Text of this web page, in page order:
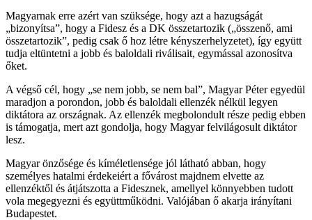
Magyarnak erre azért van szüksége, hogy azt a hazugságát
„bizonyítsa”, hogy a Fidesz és a DK összetartozik („összenő, ami
összetartozik”, pedig csak ő hoz létre kényszerhelyzetet), így együtt
tudja eltüntetni a jobb és baloldali riválisait, egymással azonosítva
őket.
A végső cél, hogy „se nem jobb, se nem bal”, Magyar Péter egyedül
maradjon a porondon, jobb és baloldali ellenzék nélkül legyen
diktátora az országnak. Az ellenzék megbolondult része pedig ebben
is támogatja, mert azt gondolja, hogy Magyar felvilágosult diktátor
lesz.
Magyar önzősége és kíméletlensége jól látható abban, hogy
személyes hatalmi érdekeiért a fővárost majdnem elvette az
ellenzéktől és átjátszotta a Fidesznek, amellyel könnyebben tudott
vola megegyezni és együttműködni. Valójában ő akarja irányítani
Budapestet.